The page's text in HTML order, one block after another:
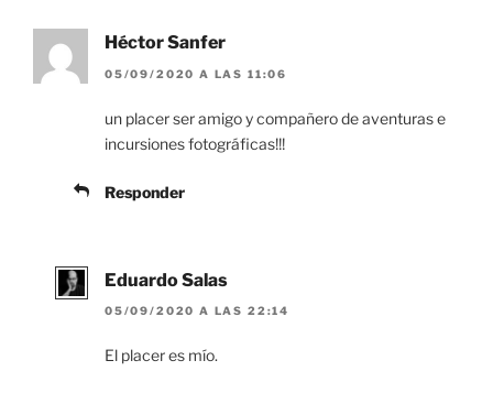
Héctor Sanfer
05/09/2020 A LAS 11:06
un placer ser amigo y compañero de aventuras e
incursiones fotográficas!!!
Responder
Eduardo Salas
05/09/2020 A LAS 22:14
El placer es mío.